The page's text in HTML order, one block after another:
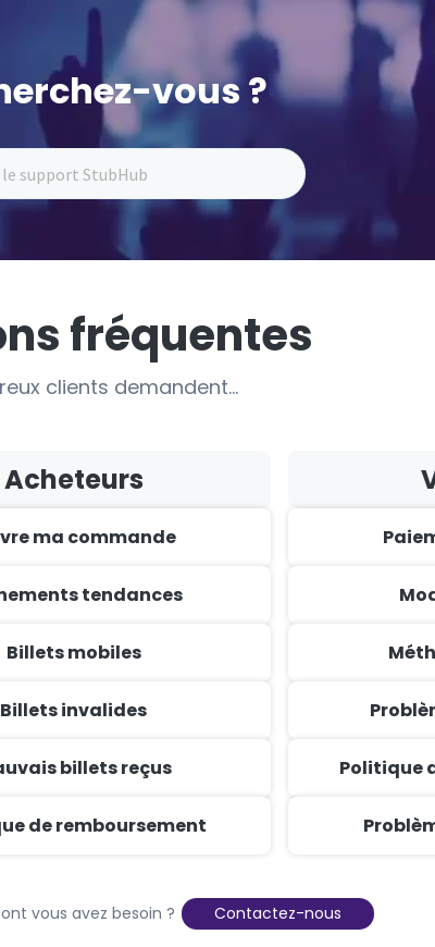
vous ?
fréquentes
clients demandent...
Acheteurs
ma commande
tendances
Billets mobiles
Billets invalides
billets reçus
de remboursement
Politique
vous avez besoin ? Contactez-nous